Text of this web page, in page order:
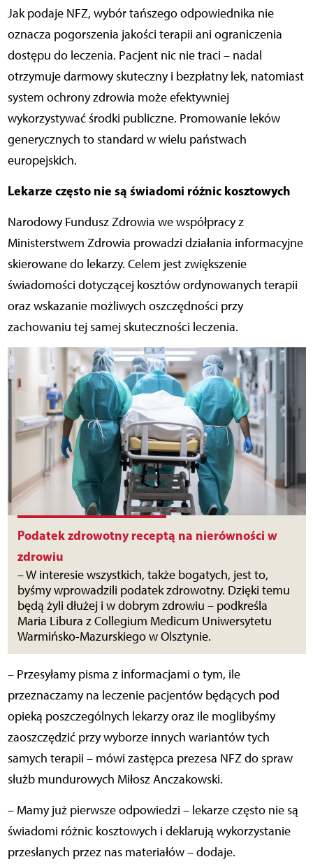
Jak podaje NFZ, wybór tańszego odpowiednika nie
oznacza pogorszenia jakości terapii ani ograniczenia
dostępu do leczenia. Pacjent nic nie traci – nadal
otrzymuje darmowy skuteczny i bezpłatny lek, natomiast
system ochrony zdrowia może efektywniej
wykorzystywać środki publiczne. Promowanie leków
generycznych to standard w wielu państwach
europejskich.
Lekarze często nie są świadomi różnic kosztowych
Narodowy Fundusz Zdrowia we współpracy z
Ministerstwem Zdrowia prowadzi działania informacyjne
skierowane do lekarzy. Celem jest zwiększenie
świadomości dotyczącej kosztów ordynowanych terapii
oraz wskazanie możliwych oszczędności przy
zachowaniu tej samej skuteczności leczenia.
Podatek zdrowotny receptą na nierówności w
zdrowiu
– W interesie wszystkich, także bogatych, jest to,
byśmy wprowadzili podatek zdrowotny. Dzięki temu
będą żyli dłużej i w dobrym zdrowiu – podkreśla
Maria Libura z Collegium Medicum Uniwersytetu
Warmińsko-Mazurskiego w Olsztynie.
– Przesyłamy pisma z informacjami o tym, ile
przeznaczamy na leczenie pacjentów będących pod
opieką poszczególnych lekarzy oraz ile moglibyśmy
zaoszczędzić przy wyborze innych wariantów tych
samych terapii – mówi zastępca prezesa NFZ do spraw
służb mundurowych Miłosz Anczakowski.
– Mamy już pierwsze odpowiedzi – lekarze często nie są
świadomi różnic kosztowych i deklarują wykorzystanie
przesłanych przez nas materiałów – dodaje.